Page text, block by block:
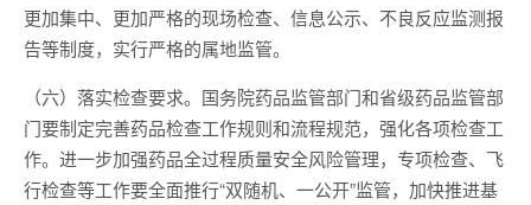
更加集中、更加严格的现场检查、信息公示、不良反应监测报
告等制度，实行严格的属地监管。
（六）落实检查要求。国务院药品监管部门和省级药品监管部
门要制定完善药品检查工作规则和流程规范，强化各项检查工
作。进一步加强药品全过程质量安全风险管理，专项检查、飞
行检查等工作要全面推行“双随机、一公开”监管，加快推进基